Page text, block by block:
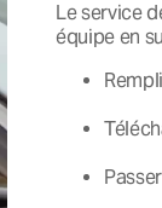
Le service
équipe en